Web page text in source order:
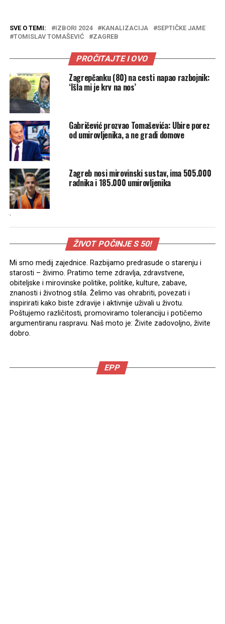
SVE O TEMI: IZBORI 2024 KANALIZACIJA
SEPTIČKE JAME
TOMISLAV TOMAŠEVIĆ
ZAGREB
PROČITAJTE I OVO
Zagrepčanku (80) na cesti napao razbojnik:
‘Išla mi je krv na nos’
Gabričević prozvao Tomaševića: Ubire porez
od umirovljenika, a ne gradi domove
Zagreb nosi mirovinski sustav, ima 505.000
radnika i 185.000 umirovljenika
.
ŽIVOT POČINJE S 50!
Mi smo medij zajednice. Razbijamo predrasude o starenju i
starosti – živimo. Pratimo teme zdravlja, zdravstvene,
obiteljske i mirovinske politike, politike, kulture, zabave,
znanosti i životnog stila. Želimo vas ohrabriti, povezati i
inspirirati kako biste zdravije i aktivnije uživali u životu.
Poštujemo različitosti, promoviramo toleranciju i potičemo
argumentiranu raspravu. Naš moto je: Živite zadovoljno, živite
dobro.
EPP